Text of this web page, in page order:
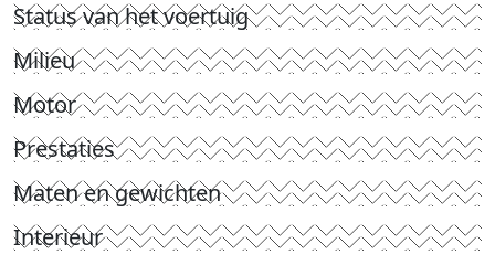
Status van het voertuig
Milieu
Motor
Prestaties
Maten en gewichten
Interieur